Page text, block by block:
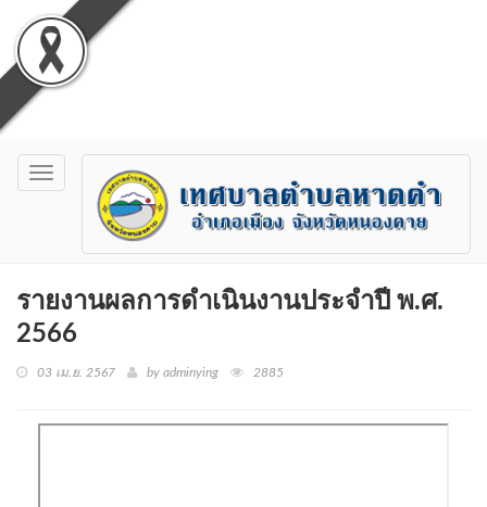
Toggle
navigation
รายงานผลการดำเนินงานประจำปี พ.ศ.
2566
03 เม.ย. 2567 by adminying 2885